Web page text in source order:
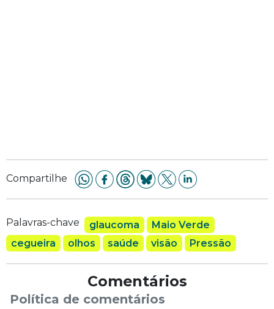
Compartilhe
Palavras-chave glaucoma
Maio Verde
cegueira
olhos saúde visão Pressão
Comentários
Política de comentários